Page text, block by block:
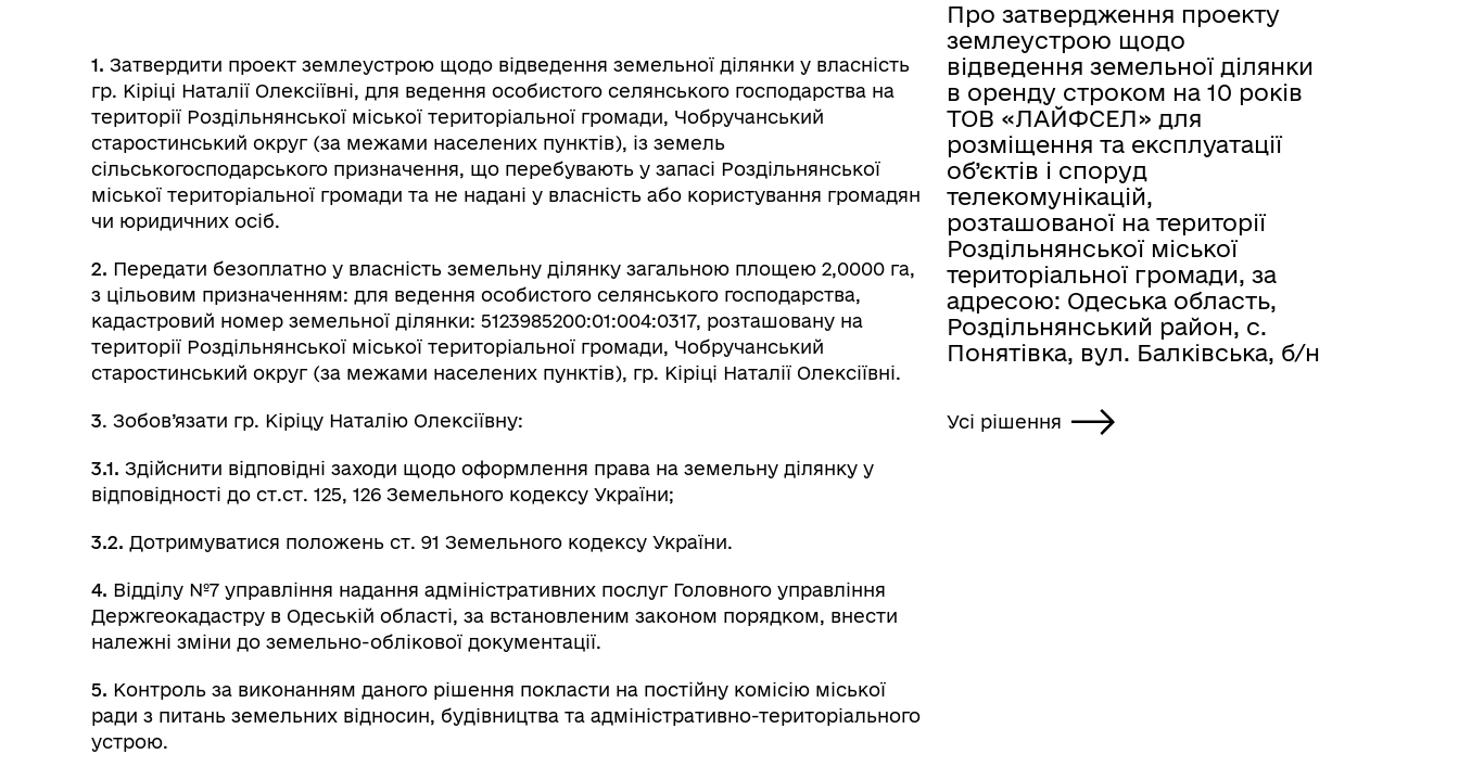
1. Затвердити проект землеустрою щодо відведення земельної ділянки у власність
гр. Кіріці Наталії Олексіївні, для ведення особистого селянського господарства на
території Роздільнянської міської територіальної громади, Чобручанський
старостинський округ (за межами населених пунктів), із земель
сільськогосподарського призначення, що перебувають у запасі Роздільнянської
міської територіальної громади та не надані у власність або користування громадян
чи юридичних осіб.
2. Передати безоплатно у власність земельну ділянку загальною площею 2,0000 га,
з цільовим призначенням: для ведення особистого селянського господарства,
кадастровий номер земельної ділянки: 5123985200:01:004:0317, розташовану на
території Роздільнянської міської територіальної громади, Чобручанський
старостинський округ (за межами населених пунктів), гр. Кіріці Наталії Олексіївні.
3. Зобов’язати гр. Кіріцу Наталію Олексіївну:
3.1. Здійснити відповідні заходи щодо оформлення права на земельну ділянку у
відповідності до ст.ст. 125, 126 Земельного кодексу України;
3.2. Дотримуватися положень ст. 91 Земельного кодексу України.
4. Відділу №7 управління надання адміністративних послуг Головного управління
Держгеокадастру в Одеській області, за встановленим законом порядком, внести
належні зміни до земельно-облікової документації.
5. Контроль за виконанням даного рішення покласти на постійну комісію міської
ради з питань земельних відносин, будівництва та адміністративно-територіального
устрою.
Про затвердження проекту
землеустрою щодо
відведення земельної ділянки
в оренду строком на 10 років
ТОВ «ЛАЙФСЕЛ» для
розміщення та експлуатації
об’єктів і споруд
телекомунікацій,
розташованої на території
Роздільнянської міської
територіальної громади, за
адресою: Одеська область,
Роздільнянський район, с.
Понятівка, вул. Балківська, б/н
Усі рішення